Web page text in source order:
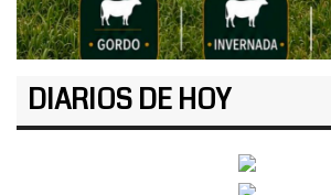
DIARIOS DE HOY